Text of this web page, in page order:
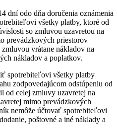
dní odo dňa doručenia oznámenia
všetky platby, ktoré od
so zmluvou uzavretou na
prevádzkových priestorov
vrátane nákladov na
nákladov a poplatkov.
spotrebiteľovi všetky platby
zodpovedajúcom odstúpeniu od
od celej zmluvy uzavretej na
mimo prevádzkových
nemôže účtovať spotrebiteľovi
poštovné a iné náklady a